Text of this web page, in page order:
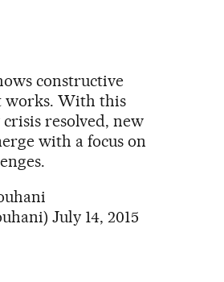
constructive
works. With this
crisis resolved, new
with a focus on
July 14, 2015